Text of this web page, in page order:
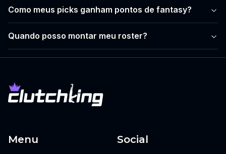
Como meus picks ganham pontos de fantasy?
Quando posso montar meu roster?
Menu Social